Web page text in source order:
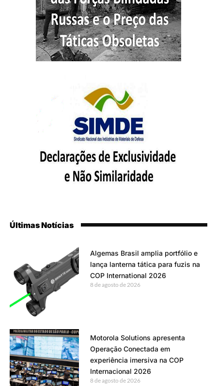
Últimas Notícias
Algemas Brasil amplia portfólio e
lança lanterna tática para fuzis na
COP International 2026
8 de agosto de 2026
Motorola Solutions apresenta
Operação Conectada em
experiência imersiva na COP
Internacional 2026
8 de agosto de 2026